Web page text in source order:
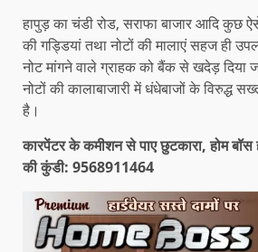
हापुड़ का चंडी रोड, सराफा बाजार आदि कुछ
की गड्डियां तथा नोटों की मालाएं सहज ही
नोट मांगने वाले ग्राहक को बैंक से खदेड़ दिया
नोटों की कालाबाजारी में धंधेबाजों के विरुद्ध
है।
कारपेंटर के कमीशन से पाए छुटकारा, होम बॉस
की कुंडी: 9568911464